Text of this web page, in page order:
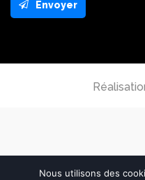
Envoyer
be
Nous utilisons des